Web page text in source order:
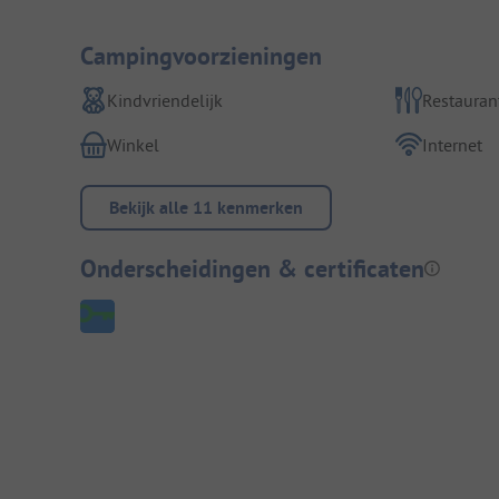
Campingvoorzieningen
Kindvriendelijk
Winkel
Internet
Bekijk alle 11 kenmerken
Onderscheidingen & certificaten